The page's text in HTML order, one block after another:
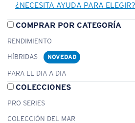
¿NECESITA AYUDA PARA ELEGIR?
COMPRAR POR CATEGORÍA
RENDIMIENTO
HÍBRIDAS
NOVEDAD
PARA EL DIA A DIA
COLECCIONES
PRO SERIES
COLECCIÓN DEL MAR